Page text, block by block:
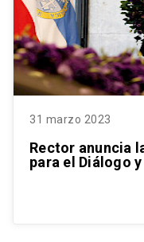
31 marzo 2023
Rector anuncia
para el Diálogo